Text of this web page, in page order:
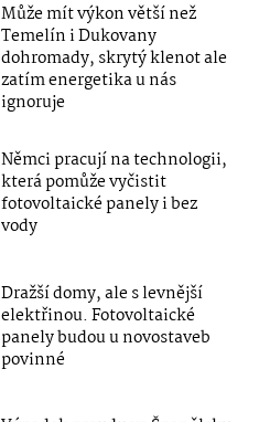
Může mít výkon větší než
Temelín i Dukovany
dohromady, skrytý klenot ale
zatím energetika u nás
ignoruje
Němci pracují na technologii,
která pomůže vyčistit
fotovoltaické panely i bez
vody
Dražší domy, ale s levnější
elektřinou. Fotovoltaické
panely budou u novostaveb
povinné